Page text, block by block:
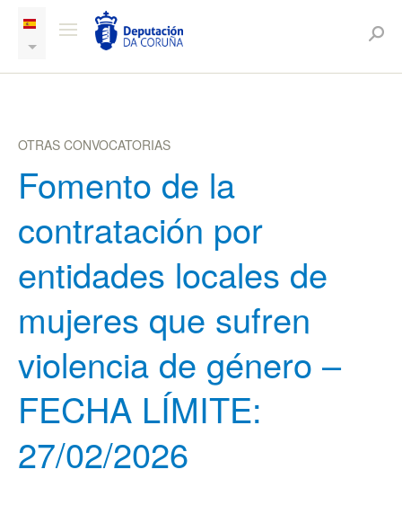
OTRAS CONVOCATORIAS
Fomento de la
contratación por
entidades locales de
mujeres que sufren
violencia de género –
FECHA LÍMITE:
27/02/2026